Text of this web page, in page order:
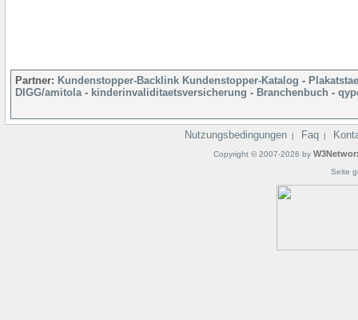
Partner: Kundenstopper-Backlink Kundenstopper-Katalog -
DIGG/amitola- kinderinvaliditaetsversicherung - Branchenbuch -
Nutzungsbedingungen | Faq |
Copyright © 2007-2026 by
Seite